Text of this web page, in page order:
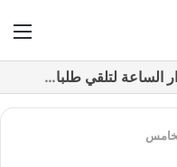
نقدم خدمات متعددة لدفع خدمة ونش انقاذ سيارات باستخدام طرق دفع متعددة كما نتميز بتقديم أرخص سعر و أعلي جوده